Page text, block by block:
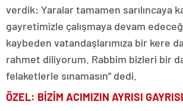
verdik: Yaralar tamamen sarılıncaya
gayretimizle çalışmaya devam
kaybeden vatandaşlarımıza bir kere
rahmet diliyorum. Rabbim bizleri bir
felaketlerle sınamasın” dedi.
ÖZEL: BİZİM ACIMIZIN AYRISI